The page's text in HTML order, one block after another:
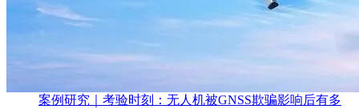
案例研究｜考验时刻：无人机被GNSS欺骗影响后有多